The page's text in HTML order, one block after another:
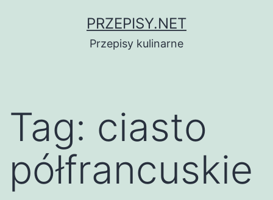
PRZEPISY.NET
Przepisy kulinarne
Tag: ciasto
półfrancuskie